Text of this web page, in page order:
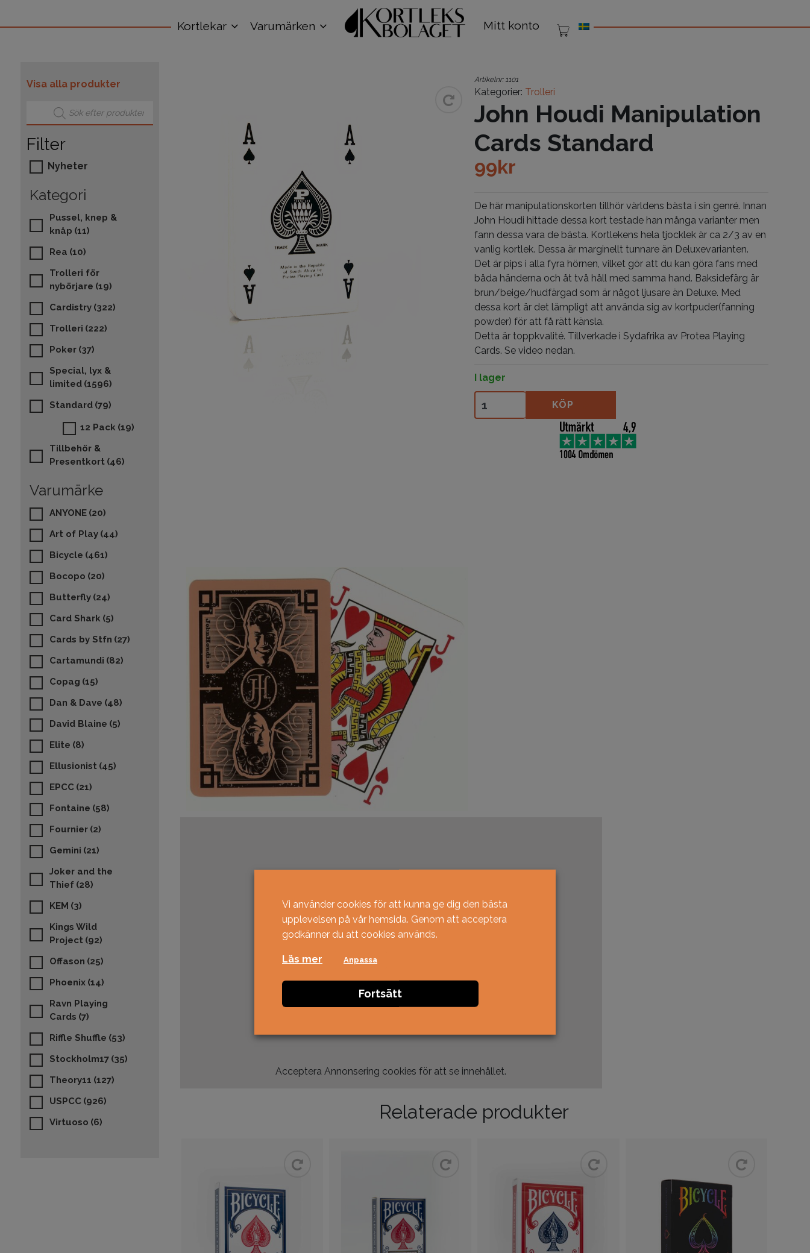
Kortlekar Varumärken Mitt konto
Visa alla produkter
Produktsökning
Filter
Nyheter
Kategori
Pussel, knep &
knåp (11)
Rea (10)
Trolleri för
nybörjare (19)
Cardistry (322)
Trolleri (222)
Poker (37)
Special, lyx &
limited (1596)
Standard (79)
12 Pack (19)
Tillbehör &
Presentkort (46)
Varumärke
ANYONE (20)
Art of Play (44)
Bicycle (461)
Bocopo (20)
Butterfly (24)
Card Shark (5)
Cards by Stfn (27)
Cartamundi (82)
Copag (15)
Dan & Dave (48)
David Blaine (5)
Elite (8)
Ellusionist (45)
EPCC (21)
Fontaine (58)
Fournier (2)
Gemini (21)
Joker and the
Thief (28)
KEM (3)
Kings Wild
Project (92)
Offason (25)
Phoenix (14)
Ravn Playing
Cards (7)
Riffle Shuffle (53)
Stockholm17 (35)
Theory11 (127)
USPCC (926)
Virtuoso (6)
Artikelnr: 1101
Kategorier: Trolleri
John Houdi Manipulation
Cards Standard
99kr
De här manipulationskorten tillhör världens bästa i sin genré. Innan
John Houdi hittade dessa kort testade han många varianter men
fann dessa vara de bästa. Kortlekens hela tjocklek är ca 2/3 av en
vanlig kortlek. Dessa är marginellt tunnare än Deluxevarianten.
Det är pips i alla fyra hörnen, vilket gör att du kan göra fans med
båda händerna och åt två håll med samma hand. Baksidefärg är
brun/beige/hudfärgad som är något ljusare än Deluxe. Med
dessa kort är det lämpligt att använda sig av kortpuder(fanning
powder) för att få rätt känsla.
Detta är toppkvalité. Tillverkade i Sydafrika av Protea Playing
Cards. Se video nedan.
I lager
John Houdi Manipulation Cards Standard mängd
KÖP
AccepteraAnnonsering cookies för att se innehållet.
Relaterade produkter
Vi använder cookies för att kunna ge dig den bästa
upplevelsen på vår hemsida. Genom att acceptera
godkänner du att cookies används.
Läs mer Anpassa
Fortsätt